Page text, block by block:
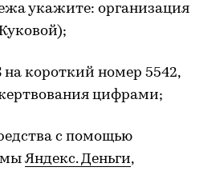
укажите: организация
короткий номер 5542,
цифрами;
с помощью
Яндекс. Деньги,